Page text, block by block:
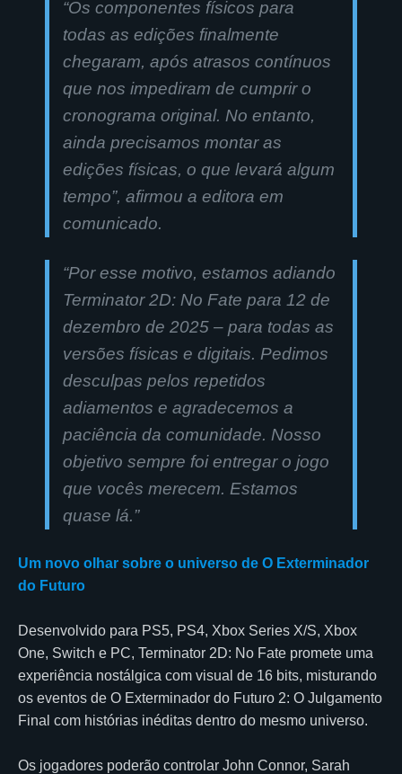
“Os componentes físicos para
todas as edições finalmente
chegaram, após atrasos contínuos
que nos impediram de cumprir o
cronograma original. No entanto,
ainda precisamos montar as
edições físicas, o que levará algum
tempo”, afirmou a editora em
comunicado.
“Por esse motivo, estamos adiando
Terminator 2D: No Fate para 12 de
dezembro de 2025 – para todas as
versões físicas e digitais. Pedimos
desculpas pelos repetidos
adiamentos e agradecemos a
paciência da comunidade. Nosso
objetivo sempre foi entregar o jogo
que vocês merecem. Estamos
quase lá.”
Um novo olhar sobre o universo de O Exterminador
do Futuro
Desenvolvido para PS5, PS4, Xbox Series X/S, Xbox
One, Switch e PC, Terminator 2D: No Fate promete uma
experiência nostálgica com visual de 16 bits, misturando
os eventos de O Exterminador do Futuro 2: O Julgamento
Final com histórias inéditas dentro do mesmo universo.
Os jogadores poderão controlar John Connor, Sarah